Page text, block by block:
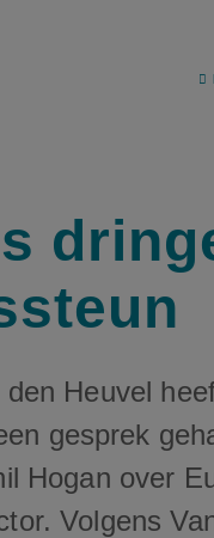
Heuvel
gesprek
Hogan over
Volgens